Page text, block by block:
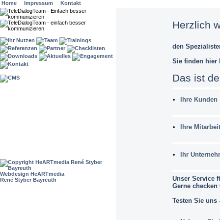
Home Impressum Kontakt
Webdesign HeARTmedia
René Styber Bayreuth
Herzlich
den
Sie finden hier
Das ist
Ihre Kunden
Ihre
Ihr
Unser Service
Gerne
Testen Sie uns